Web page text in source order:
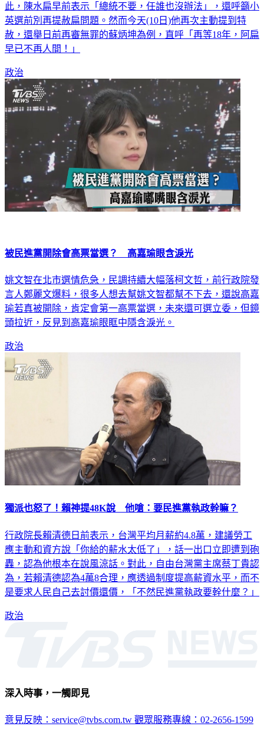
此，陳水扁早前表示「總統不要，任誰也沒辦法」，還呼籲小
英選前別再提赦扁問題。然而今天(10日)他再次主動提到特
赦，還舉日前再審無罪的蘇炳坤為例，直呼「再等18年，阿扁
早已不再人間！」
政治
被民進黨開除會高票當選？ 高嘉瑜眼含淚光
姚文智在北市選情危急，民調持續大幅落柯文哲，前行政院發
言人鄭麗文爆料，很多人想去幫姚文智都幫不下去，還說高嘉
瑜若真被開除，肯定會第一高票當選，未來還可選立委，但鏡
頭拉近，反見到高嘉瑜眼眶中隱含淚光。
政治
獨派也怒了！賴神提48K說 他嗆：要民進黨執政幹嘛？
行政院長賴清德日前表示，台灣平均月薪約4.8萬，建議勞工
應主動和資方說「你給的薪水太低了」，話一出口立即遭到砲
轟，認為他根本在說風涼話。對此，自由台灣黨主席蔡丁貴認
為，若賴清德認為4萬8合理，應透過制度提高薪資水平，而不
是要求人民自己去討價還價，「不然民進黨執政要幹什麼？」
政治
深入時事，一觸即見
意見反映：service@tvbs.com.tw 觀眾服務專線：02-2656-1599